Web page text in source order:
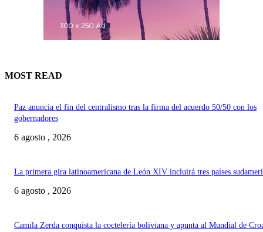
MOST READ
Paz anuncia el fin del centralismo tras la firma del acuerdo 50/50 con los
gobernadores
6 agosto , 2026
La primera gira latinoamericana de León XIV incluirá tres países
6 agosto , 2026
Camila Zerda conquista la coctelería boliviana y apunta al Mundial de